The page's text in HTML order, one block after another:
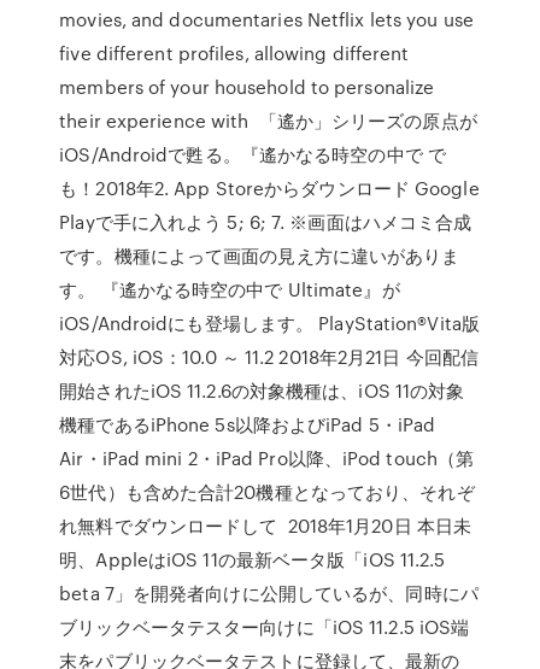
movies, and documentaries Netflix lets you use
five different profiles, allowing different
members of your household to personalize
their experience with 「遙か」シリーズの原点が
iOS/Androidで甦る。『遙かなる時空の中で で
も！2018年2. App Storeからダウンロード Google
Playで手に入れよう 5; 6; 7. ※画面はハメコミ合成
です。機種によって画面の見え方に違いがありま
す。 『遙かなる時空の中で Ultimate』が
iOS/Androidにも登場します。 PlayStation®Vita版
対応OS, iOS：10.0 ～ 11.2 2018年2月21日 今回配信
開始されたiOS 11.2.6の対象機種は、iOS 11の対象
機種であるiPhone 5s以降およびiPad 5・iPad
Air・iPad mini 2・iPad Pro以降、iPod touch（第
6世代）も含めた合計20機種となっており、それぞ
れ無料でダウンロードして 2018年1月20日 本日未
明、AppleはiOS 11の最新ベータ版「iOS 11.2.5
beta 7」を開発者向けに公開しているが、同時にパ
ブリックベータテスター向けに「iOS 11.2.5 iOS端
末をパブリックベータテストに登録して、最新の